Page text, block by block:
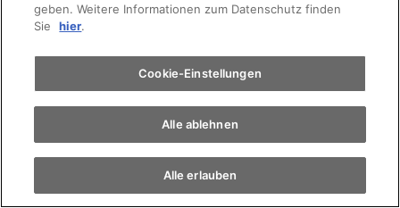
Auto finden
Elektromobilität
Firmenkunden
Newsletter
Notfall
geben. Weitere Informationen zum Datenschutz finden
Sie
hier.
Cookie-Einstellungen
Alle ablehnen
Alle erlauben